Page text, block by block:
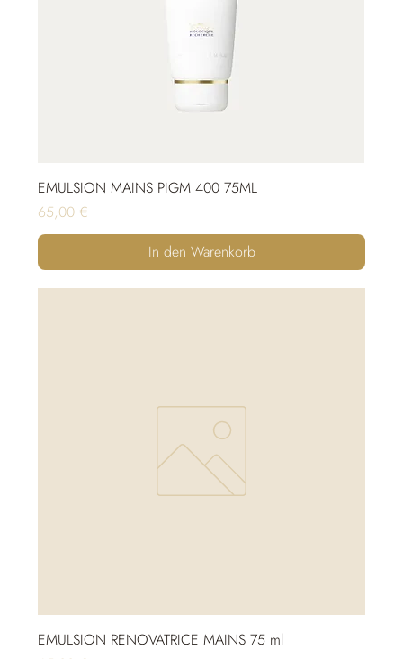
EMULSION MAINS PIGM 400 75ML
Preis
65,00 €
In den Warenkorb
EMULSION RENOVATRICE MAINS 75 ml